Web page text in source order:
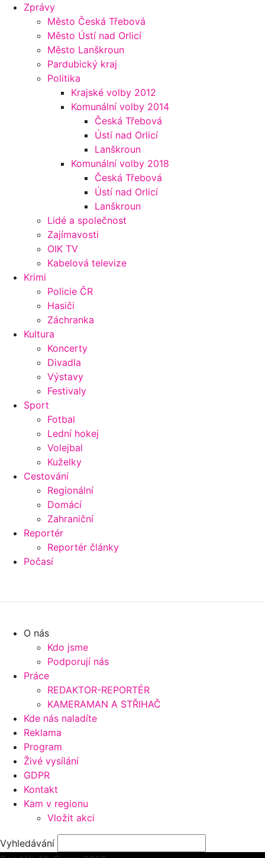
Zprávy
Město Česká Třebová
Město Ústí nad Orlicí
Město Lanškroun
Pardubický kraj
Politika
Krajské volby 2012
Komunální volby 2014
Česká Třebová
Ústí nad Orlicí
Lanškroun
Komunální volby 2018
Česká Třebová
Ústí nad Orlicí
Lanškroun
Lidé a společnost
Zajímavosti
OIK TV
Kabelová televize
Krimi
Policie ČR
Hasiči
Záchranka
Kultura
Koncerty
Divadla
Výstavy
Festivaly
Sport
Fotbal
Lední hokej
Volejbal
Kuželky
Cestování
Regionální
Domácí
Zahraniční
Reportér
Reportér články
Počasí
O nás
Kdo jsme
Podporují nás
Práce
REDAKTOR-REPORTÉR
KAMERAMAN A STŘIHAČ
Kde nás naladíte
Reklama
Program
Živé vysílání
GDPR
Kontakt
Kam v regionu
Vložit akci
Vyhledávání